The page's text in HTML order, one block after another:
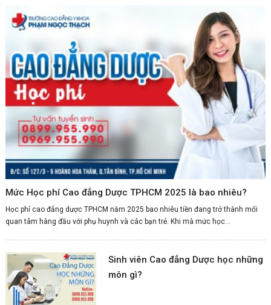
Mức Học phí Cao đẳng Dược TPHCM 2025 là bao nhiêu?
Học phí cao đẳng dược TPHCM năm 2025 bao nhiêu tiền đang trở thành mối
quan tâm hàng đầu với phụ huynh và các bạn trẻ. Khi mà mức học...
Sinh viên Cao đẳng Dược học những
môn gì?